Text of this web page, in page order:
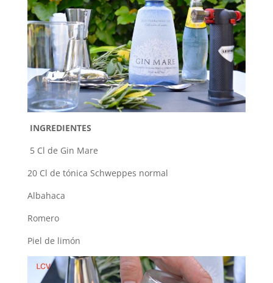
INGREDIENTES
5 Cl de Gin Mare
20 Cl de tónica Schweppes normal
Albahaca
Romero
Piel de limón